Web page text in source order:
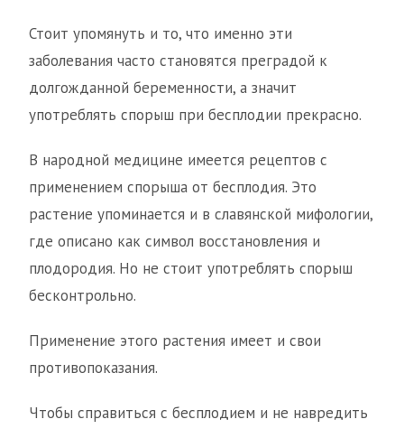
Стоит упомянуть и то, что именно эти
заболевания часто становятся преградой к
долгожданной беременности, а значит
употреблять спорыш при бесплодии прекрасно.
В народной медицине имеется рецептов с
применением спорыша от бесплодия. Это
растение упоминается и в славянской мифологии,
где описано как символ восстановления и
плодородия. Но не стоит употреблять спорыш
бесконтрольно.
Применение этого растения имеет и свои
противопоказания.
Чтобы справиться с бесплодием и не навредить